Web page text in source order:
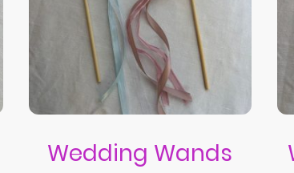
Wedding Wands